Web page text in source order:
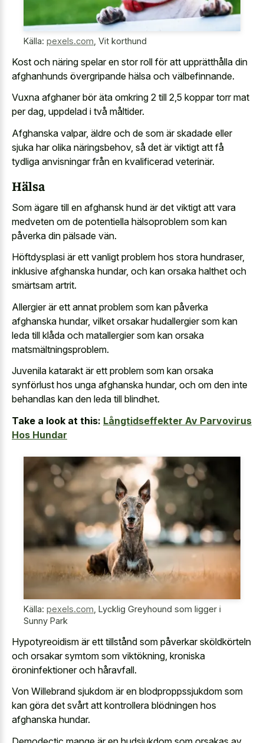
Källa: pexels.com Vit korthund
Kost och näring spelar en stor roll för att upprätthålla din
afghanhunds övergripande hälsa och välbefinnande.
Vuxna afghaner bör äta omkring 2 till 2,5 koppar torr mat
per dag, uppdelad i två måltider.
Afghanska valpar, äldre och de som är skadade eller
sjuka har olika näringsbehov, så det är viktigt att få
tydliga anvisningar från en kvalificerad veterinär.
Hälsa
Som ägare till en afghansk hund är det viktigt att vara
medveten om de potentiella hälsoproblem som kan
påverka din pälsade vän.
Höftdysplasi är ett vanligt problem hos stora hundraser,
inklusive afghanska hundar, och kan orsaka halthet och
smärtsam artrit.
Allergier är ett annat problem som kan påverka
afghanska hundar, vilket orsakar hudallergier som kan
leda till klåda och matallergier som kan orsaka
matsmältningsproblem.
Juvenila katarakt är ett problem som kan orsaka
synförlust hos unga afghanska hundar, och om den inte
behandlas kan den leda till blindhet.
Take a look at this: Långtidseffekter Av Parvovirus
Hos Hundar
Källa: pexels.com Lycklig Greyhound som ligger i
Sunny Park
Hypotyreoidism är ett tillstånd som påverkar sköldkörteln
och orsakar symtom som viktökning, kroniska
öroninfektioner och håravfall.
Von Willebrand sjukdom är en blodproppssjukdom som
kan göra det svårt att kontrollera blödningen hos
afghanska hundar.